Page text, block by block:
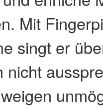
Mit
singt er
nicht